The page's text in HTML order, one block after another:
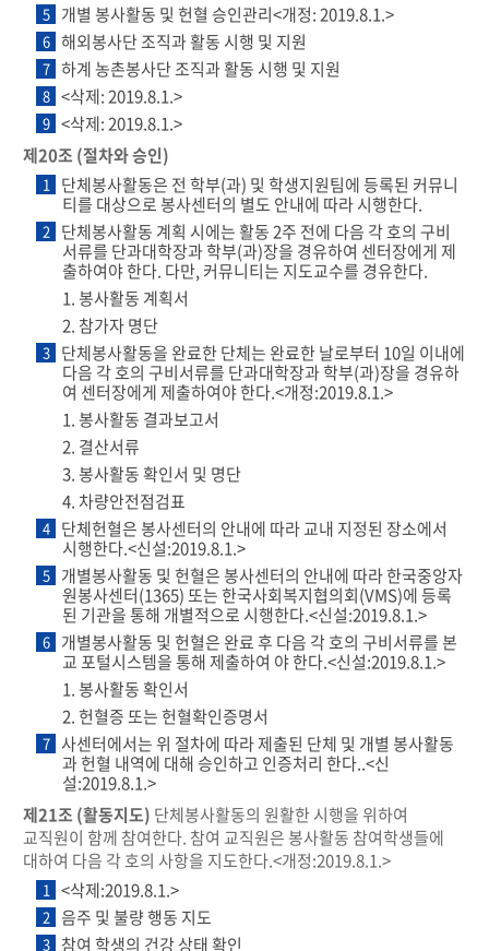
5 개별 봉사활동 및 헌혈 승인관리<개정: 2019.8.1.>
6 해외봉사단 조직과 활동 시행 및 지원
7 하계 농촌봉사단 조직과 활동 시행 및 지원
8 <삭제: 2019.8.1.>
9 <삭제: 2019.8.1.>
제20조 (절차와 승인)
1
단체봉사활동은 전 학부(과) 및 학생지원팀에 등록된 커뮤니
티를 대상으로 봉사센터의 별도 안내에 따라 시행한다.
2 단체봉사활동 계획 시에는 활동 2주 전에 다음 각 호의 구비
서류를 단과대학장과 학부(과)장을 경유하여 센터장에게 제
출하여야 한다. 다만, 커뮤니티는 지도교수를 경유한다.
1. 봉사활동 계획서
2. 참가자 명단
3 단체봉사활동을 완료한 단체는 완료한 날로부터 10일 이내에
다음 각 호의 구비서류를 단과대학장과 학부(과)장을 경유하
여 센터장에게 제출하여야 한다.<개정:2019.8.1.>
1. 봉사활동 결과보고서
2. 결산서류
3. 봉사활동 확인서 및 명단
4. 차량안전점검표
4 단체헌혈은 봉사센터의 안내에 따라 교내 지정된 장소에서
시행한다.<신설:2019.8.1.>
5 개별봉사활동 및 헌혈은 봉사센터의 안내에 따라 한국중앙자
원봉사센터(1365) 또는 한국사회복지협의회(VMS)에 등록
된 기관을 통해 개별적으로 시행한다.<신설:2019.8.1.>
6 개별봉사활동 및 헌혈은 완료 후 다음 각 호의 구비서류를 본
교 포털시스템을 통해 제출하여 야 한다.<신설:2019.8.1.>
1. 봉사활동 확인서
2. 헌혈증 또는 헌혈확인증명서
7 사센터에서는 위 절차에 따라 제출된 단체 및 개별 봉사활동
과 헌혈 내역에 대해 승인하고 인증처리 한다..<신
설:2019.8.1.>
제21조 (활동지도) 단체봉사활동의 원활한 시행을 위하여
교직원이 함께 참여한다. 참여 교직원은 봉사활동 참여학생들에
대하여 다음 각 호의 사항을 지도한다.<개정:2019.8.1.>
1 <삭제:2019.8.1.>
2 음주 및 불량 행동 지도
3 참여 학생의 건강 상태 확인